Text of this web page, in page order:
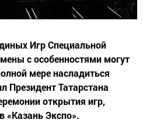
Игр Специальной
с особенностями могут
мере насладиться
Президент Татарстана
открытия игр,
«Казань Экспо».